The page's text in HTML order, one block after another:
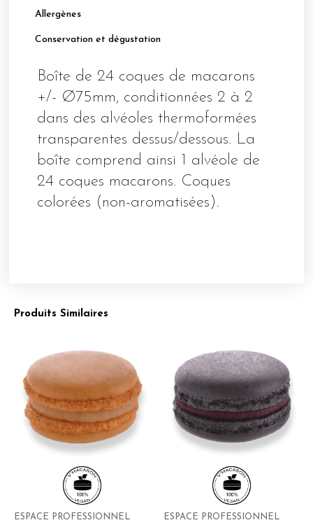
Allergènes
Conservation et dégustation
Boîte de 24 coques de macarons
+/- Ø75mm, conditionnées 2 à 2
dans des alvéoles thermoformées
transparentes dessus/dessous. La
boîte comprend ainsi 1 alvéole de
24 coques macarons. Coques
colorées (non-aromatisées).
Produits Similaires
ESPACE PROFESSIONNEL ESPACE PROFESSIONNEL